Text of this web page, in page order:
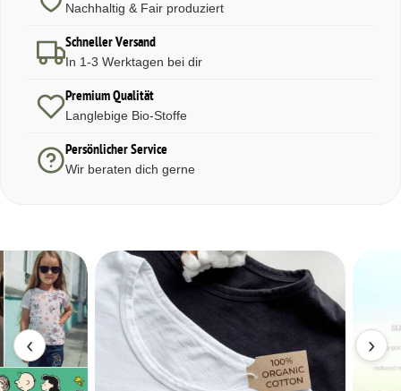
Nachhaltig & Fair produziert
Schneller Versand
In 1-3 Werktagen bei dir
Premium Qualität
Langlebige Bio-Stoffe
Persönlicher Service
Wir beraten dich gerne
‹ ›